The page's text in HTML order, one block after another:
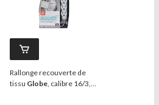
Rallonge recouverte de
tissu Globe, calibre 16/3,